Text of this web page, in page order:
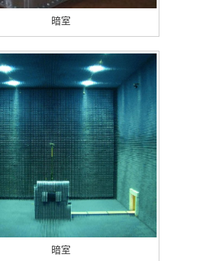
暗室
暗室